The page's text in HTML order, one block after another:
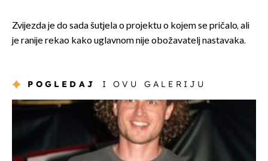
Zvijezda je do sada šutjela o projektu o kojem se pričalo, ali
je ranije rekao kako uglavnom nije obožavatelj nastavaka.
POGLEDAJ I OVU GALERIJU